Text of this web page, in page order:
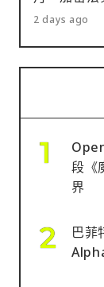
2 days ago
段《
界
巴菲